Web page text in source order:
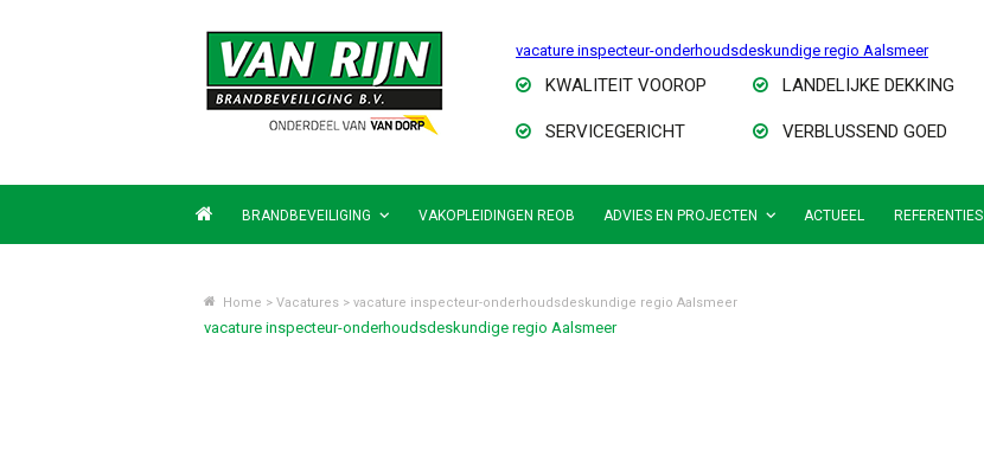
vacature inspecteur-onderhoudsdeskundige regio Aalsmeer
KWALITEIT VOOROP LANDELIJKE DEKKING
SERVICEGERICHT VERBLUSSEND GOED
BRANDBEVEILIGING VAKOPLEIDINGEN REOB ADVIES EN PROJECTEN ACTUEEL REFERENTIES
Home > Vacatures > vacature inspecteur-onderhoudsdeskundige regio Aalsmeer
vacature inspecteur-onderhoudsdeskundige regio Aalsmeer